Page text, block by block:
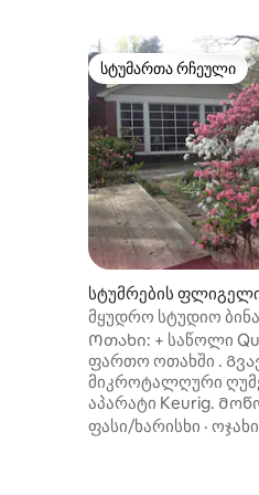
სტუმართა რჩეული
სტუმართა რჩეული
სტუმრების
ლოტი)
მყუდრო სტუდიო
სააბაზანოთი
Ოთახი: + საწოლი
ფართო ოთახში .
მიკროტალღური
აპარატი Keurig.
და ა.შ. ეს არ არის
ფასი/ხარისხი · ოჯახი